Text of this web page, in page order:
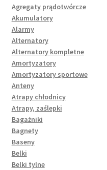
Agregaty prądotwórcze
Akumulatory
Alarmy
Alternatory
Alternatory kompletne
Amortyzatory
Amortyzatory sportowe
Anteny
Atrapy chłodnicy
Atrapy, zaślepki
Bagażniki
Bagnety
Baseny
Belki
Belki tylne